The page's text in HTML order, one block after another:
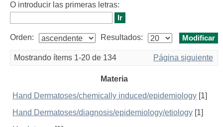
O introducir las primeras letras:
Orden: Resultados:
Mostrando ítems 1-20 de 134 Página siguiente
Materia
Hand Dermatoses/chemically induced/epidemiology [1]
Hand Dermatoses/diagnosis/epidemiology/etiology [1]